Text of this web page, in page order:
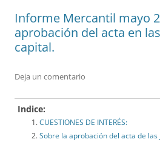
Informe Mercantil mayo
aprobación del acta en
capital.
Deja un comentario
Indice:
CUESTIONES DE INTERÉS:
Sobre la aprobación del acta de las